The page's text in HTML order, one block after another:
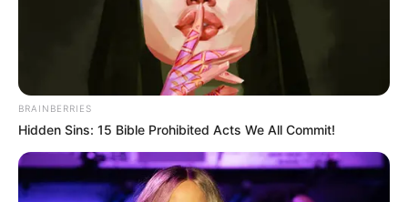
BRAINBERRIES
Hidden Sins: 15 Bible Prohibited Acts We All Commit!